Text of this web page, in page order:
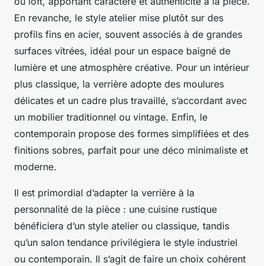
En revanche, le style atelier mise plutôt sur des
profils fins en acier, souvent associés à de grandes
surfaces vitrées, idéal pour un espace baigné de
lumière et une atmosphère créative. Pour un intérieur
plus classique, la verrière adopte des moulures
délicates et un cadre plus travaillé, s’accordant avec
un mobilier traditionnel ou vintage. Enfin, le
contemporain propose des formes simplifiées et des
finitions sobres, parfait pour une déco minimaliste et
moderne.
Il est primordial d’adapter la verrière à la
personnalité de la pièce : une cuisine rustique
bénéficiera d’un style atelier ou classique, tandis
qu’un salon tendance privilégiera le style industriel
ou contemporain. Il s’agit de faire un choix cohérent